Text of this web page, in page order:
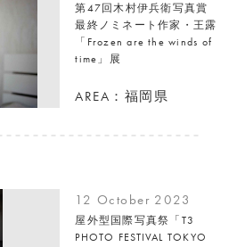
第47回木村伊兵衛写真賞
最終ノミネート作家・王露
「Frozen are the winds of
time」展
AREA：福岡県
12 October 2023
屋外型国際写真祭「T3
PHOTO FESTIVAL TOKYO